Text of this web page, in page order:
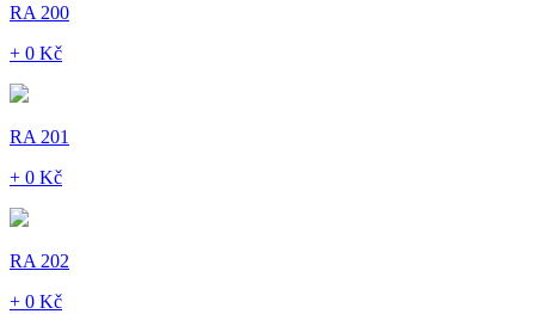
RA 200
+ 0 Kč
RA 201
+ 0 Kč
RA 202
+ 0 Kč